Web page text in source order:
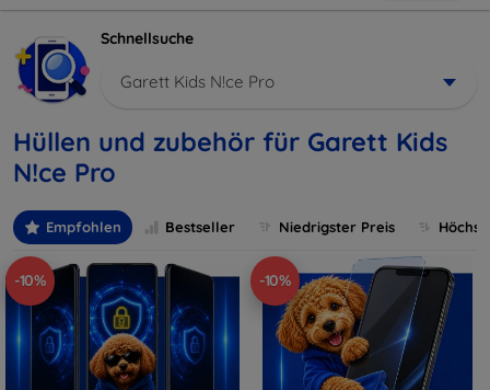
Schnellsuche
Garett Kids N!ce Pro
Hüllen und zubehör für Garett Kids
N!ce Pro
Empfohlen Bestseller Niedrigster Preis
-10% -10%